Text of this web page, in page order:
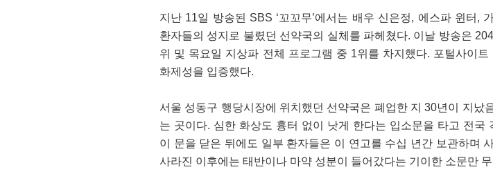
지난 11일 방송된 SBS ‘꼬꼬무’에서는 배우 신은정, 에스파 윈터,
환자들의 성지로 불렸던 선약국의 실체를 파헤쳤다. 이날 방송은
위 및 목요일 지상파 전체 프로그램 중 1위를 차지했다. 포털사이
화제성을 입증했다.
서울 성동구 행당시장에 위치했던 선약국은 폐업한 지 30년이 지났
는 곳이다. 심한 화상도 흉터 없이 낫게 한다는 입소문을 타고 전국
이 문을 닫은 뒤에도 일부 환자들은 이 연고를 수십 년간 보관하며
사라진 이후에는 태반이나 마약 성분이 들어갔다는 기이한 소문만